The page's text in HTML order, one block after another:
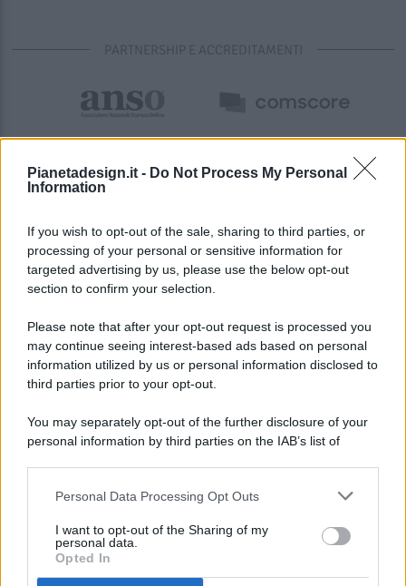
Pianetadesign.it - Do Not Process My Personal
Information
If you wish to opt-out of the sale, sharing to third parties, or
processing of your personal or sensitive information for
targeted advertising by us, please use the below opt-out
section to confirm your selection.
Please note that after your opt-out request is processed you
may continue seeing interest-based ads based on personal
information utilized by us or personal information disclosed to
third parties prior to your opt-out.
You may separately opt-out of the further disclosure of your
personal information by third parties on the IAB’s list of
This information may also be disclosed by us to third parties
disclose it to other third parties.
Personal Data Processing Opt Outs
I want to opt-out of the Sharing of my
personal data.
Opted In
PARTNERSHIP E ACCREDITAMENTI
© 2026 - Pianeta Design - P.IVA 04827280654 - Testata
Registrata Al Tribunale Di Nocera Inferiore N. 8/2020 - RG N.
ISCRIZIONE AL ROC N. 35792 – ISCRITTA ALL’ANSO
(ASSOCIAZIONE NAZIONALE STAMPA ONLINE)
PREFERENZE PRIVACY